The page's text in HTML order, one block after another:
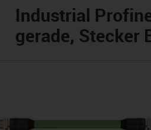
Industrial
gerade, Stecker